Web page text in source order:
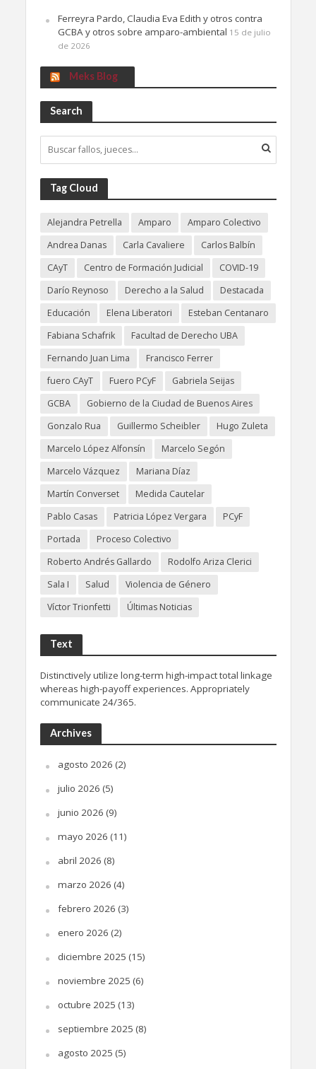
Ferreyra Pardo, Claudia Eva Edith y otros contra
GCBA y otros sobre amparo-ambiental 15 de julio
de 2026
Meks Blog
Search
Tag Cloud
Alejandra Petrella Amparo
Amparo Colectivo
Andrea Danas
Carla Cavaliere
Carlos Balbín
CAyT
Centro de Formación Judicial
COVID-19
Darío Reynoso
Derecho a la Salud
Destacada
Educación
Elena Liberatori
Esteban Centanaro
Fabiana Schafrik
Facultad de Derecho UBA
Fernando Juan Lima
Francisco Ferrer
fuero CAyT
Fuero PCyF
Gabriela Seijas
GCBA
Gobierno de la Ciudad de Buenos Aires
Gonzalo Rua
Guillermo Scheibler
Hugo Zuleta
Marcelo López Alfonsín
Marcelo Segón
Marcelo Vázquez
Mariana Díaz
Martín Converset
Medida Cautelar
Pablo Casas
Patricia López Vergara
PCyF
Portada
Proceso Colectivo
Roberto Andrés Gallardo
Rodolfo Ariza Clerici
Sala I
Salud
Violencia de Género
Víctor Trionfetti
Últimas Noticias
Text
Distinctively utilize long-term high-impact total linkage
whereas high-payoff experiences. Appropriately
communicate 24/365.
Archives
agosto 2026 (2)
julio 2026 (5)
junio 2026 (9)
mayo 2026 (11)
abril 2026 (8)
marzo 2026 (4)
febrero 2026 (3)
enero 2026 (2)
diciembre 2025 (15)
noviembre 2025 (6)
octubre 2025 (13)
septiembre 2025 (8)
agosto 2025 (5)